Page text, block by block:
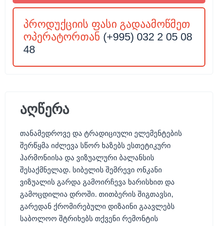
პროდუქციის ფასი გადაამოწმეთ
ოპერატორთან (+995) 032 2 05 08
48
აღწერა
თანამედროვე და ტრადიციული ელემენტების
შერწყმა იძლევა სწორ ხაზებს ესთეტიკური
ჰარმონიისა და ვიზუალური ბალანსის
შესაქმნელად. სიბელის შემრევი ონკანი
ვიზუალის გარდა გამოირჩევა ხარისხით და
გამოცდილია დროში. თითბერის შიგთავსი,
გარედან ქრომირებული დიზაინი გაავლებს
საბოლოო შტრიხებს თქვენი რემონტის